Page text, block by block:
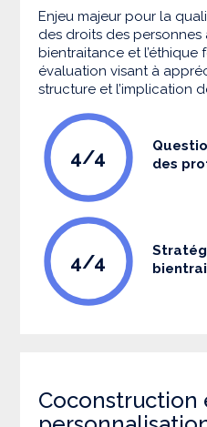
Enjeu majeur pour la
des droits des
bientraitance et l’éthique
évaluation visant à
structure et l’implication
4/4
des
4/4
Coconstruction